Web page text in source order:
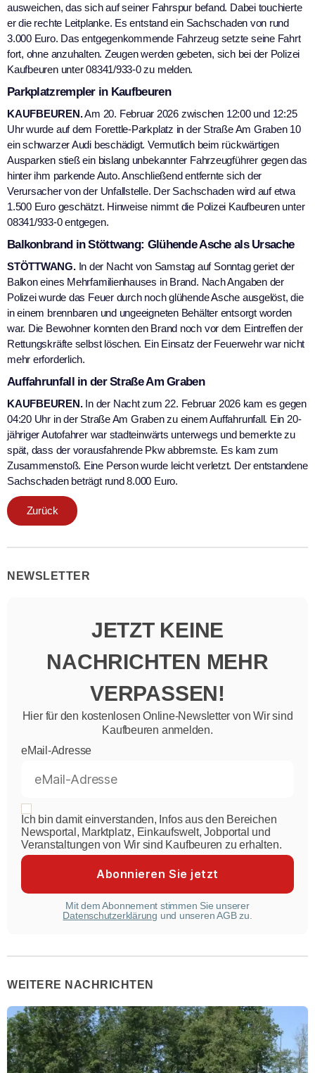
ausweichen, das sich auf seiner Fahrspur befand. Dabei touchierte
er die rechte Leitplanke. Es entstand ein Sachschaden von rund
3.000 Euro. Das entgegenkommende Fahrzeug setzte seine Fahrt
fort, ohne anzuhalten. Zeugen werden gebeten, sich bei der Polizei
Kaufbeuren unter 08341/933-0 zu melden.
Parkplatzrempler in Kaufbeuren
KAUFBEUREN.Am 20. Februar 2026 zwischen 12:00 und 12:25
Uhr wurde auf dem Forettle-Parkplatz in der Straße Am Graben 10
ein schwarzer Audi beschädigt. Vermutlich beim rückwärtigen
Ausparken stieß ein bislang unbekannter Fahrzeugführer gegen das
hinter ihm parkende Auto. Anschließend entfernte sich der
Verursacher von der Unfallstelle. Der Sachschaden wird auf etwa
1.500 Euro geschätzt. Hinweise nimmt die Polizei Kaufbeuren unter
08341/933-0 entgegen.
Balkonbrand in Stöttwang: Glühende Asche als Ursache
STÖTTWANG.In der Nacht von Samstag auf Sonntag geriet der
Balkon eines Mehrfamilienhauses in Brand. Nach Angaben der
Polizei wurde das Feuer durch noch glühende Asche ausgelöst, die
in einem brennbaren und ungeeigneten Behälter entsorgt worden
war. Die Bewohner konnten den Brand noch vor dem Eintreffen der
Rettungskräfte selbst löschen. Ein Einsatz der Feuerwehr war nicht
mehr erforderlich.
Auffahrunfall in der Straße Am Graben
KAUFBEUREN.In der Nacht zum 22. Februar 2026 kam es gegen
04:20 Uhr in der Straße Am Graben zu einem Auffahrunfall. Ein 20-
jähriger Autofahrer war stadteinwärts unterwegs und bemerkte zu
spät, dass der vorausfahrende Pkw abbremste. Es kam zum
Zusammenstoß. Eine Person wurde leicht verletzt. Der entstandene
Sachschaden beträgt rund 8.000 Euro.
Zurück
NEWSLETTER
JETZT KEINE
NACHRICHTEN MEHR
VERPASSEN!
Hier für den kostenlosen Online-Newsletter von Wir sind
Kaufbeuren anmelden.
eMail-Adresse
Ich bin damit einverstanden, Infos aus den Bereichen
Newsportal, Marktplatz, Einkaufswelt, Jobportal und
Veranstaltungen von Wir sind Kaufbeuren zu erhalten.
Mit dem Abonnement stimmen Sie unserer
Datenschutzerklärung und unseren AGB zu.
WEITERE NACHRICHTEN